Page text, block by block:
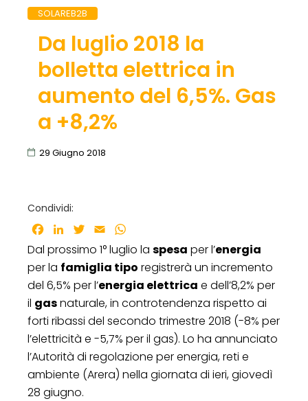
SOLAREB2B
Da luglio 2018 la
bolletta elettrica in
aumento del 6,5%. Gas
a +8,2%
29 Giugno 2018
Condividi:
Facebook
LinkedInTwitter
Email
Dal prossimo 1° luglio la spesa per l’energia
per la famiglia tipo registrerà un incremento
del 6,5% per l’energia elettrica e dell’8,2% per
il gasnaturale, in controtendenza rispetto ai
forti ribassi del secondo trimestre 2018 (-8% per
l’elettricità e -5,7% per il gas). Lo ha annunciato
l’Autorità di regolazione per energia, reti e
ambiente (Arera) nella giornata di ieri, giovedì
28 giugno.